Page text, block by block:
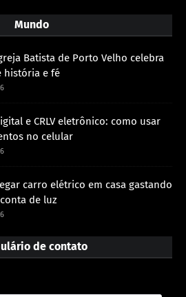
Mundo
Batista de Porto Velho celebra
história e fé
e CRLV eletrônico: como usar
no celular
carro elétrico em casa gastando
de luz
de contato